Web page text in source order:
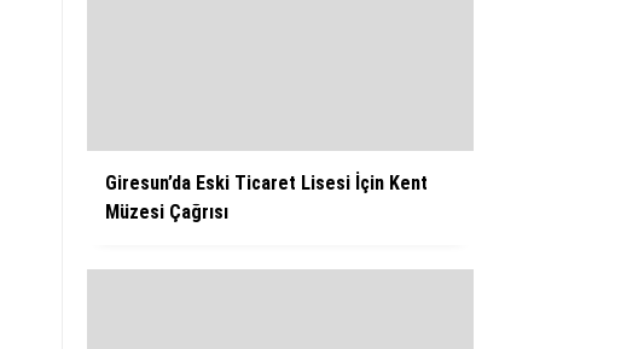
Giresun’da Eski Ticaret Lisesi İçin Kent
Müzesi Çağrısı